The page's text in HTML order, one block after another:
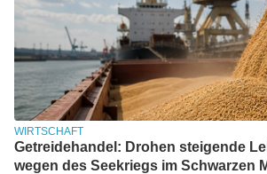
WIRTSCHAFT
Getreidehandel: Drohen steigende
wegen des Seekriegs im Schwarzen